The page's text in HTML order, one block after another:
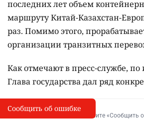
последних лет объем
маршруту Китай-Казахстан-
раз. Помимо этого,
организации транзитных
Как отмечают в пресс-службе, по
Глава государства дал ряд
I
Сообщить об опечатке
Выделите фрагмент и нажмите «Сообщить
Сообщить об ошибке